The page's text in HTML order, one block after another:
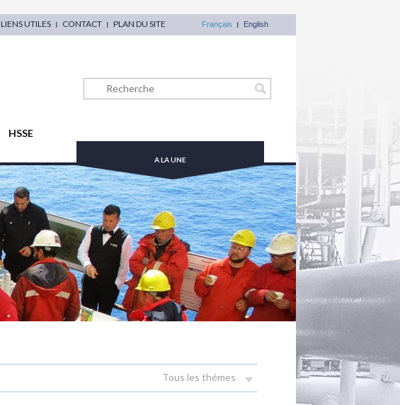
Français English
LIENS UTILES CONTACT PLAN DU SITE
A LA UNE
HSSE
Tous les thémes